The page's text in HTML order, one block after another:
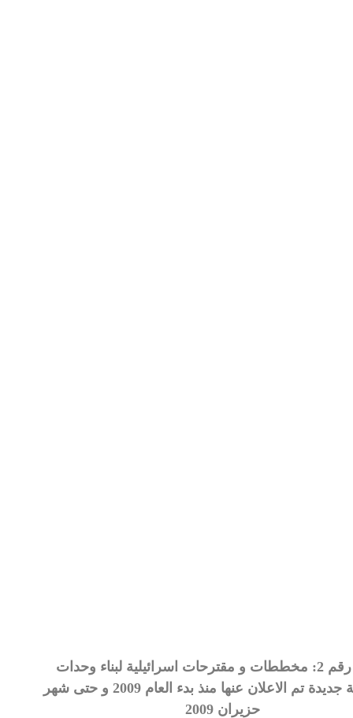
جدول رقم 2: مخططات و مقترحات اسرائيلية لبناء وحدات
استيطانية جديدة تم الاعلان عنها منذ بدء العام 2009 و حتى شهر
حزيران 2009